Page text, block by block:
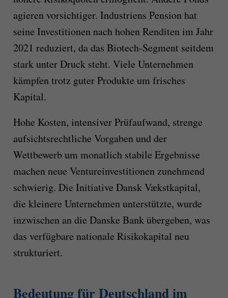
agieren vorsichtiger. Industriens Pension hat
seine Investitionen nach hohen Renditen im Jahr
2021 reduziert, da das Biotech-Segment seitdem
stark unter Druck steht. Viele Unternehmen
kämpfen trotz guter Produkte um frisches
Kapital.
Hohe Kosten, intensiver Prüfaufwand, strenge
aufsichtsrechtliche Vorgaben und der
Wettbewerb um monatlich stabile Ergebnisse
machen neue Ventureinvestitionen zunehmend
schwierig. Die Initiative Dansk Vækstkapital,
die kleinere Unternehmen unterstützte, wurde
inzwischen an die Danske Bank übergeben, was
das verfügbare nationale Risikokapital neu
strukturiert.
Bedeutung für Deutschland im